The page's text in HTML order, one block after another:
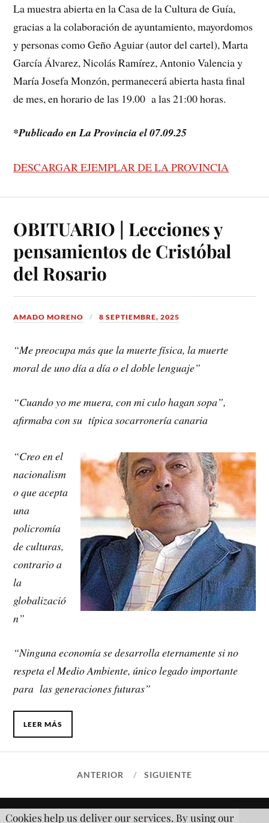
La muestra abierta en la Casa de la Cultura de Guía,
gracias a la colaboración de ayuntamiento, mayordomos
y personas como Geño Aguiar (autor del cartel), Marta
García Álvarez, Nicolás Ramírez, Antonio Valencia y
María Josefa Monzón, permanecerá abierta hasta final
de mes, en horario de las 19.00 a las 21:00 horas.
*Publicado en La Provincia el 07.09.25
DESCARGAR EJEMPLAR DE LA PROVINCIA
OBITUARIO | Lecciones y
pensamientos de Cristóbal
del Rosario
AMADO MORENO 8 SEPTIEMBRE, 2025
“Me preocupa más que la muerte física, la muerte
moral de uno día a día o el doble lenguaje”
“Cuando yo me muera, con mi culo hagan sopa”,
afirmaba con su típica socarronería canaria
“Creo en el
nacionalism
o que acepta
una
policromía
de culturas,
contrario a
la
globalizació
n”
“Ninguna economía se desarrolla eternamente si no
respeta el Medio Ambiente, único legado importante
para las generaciones futuras”
LEER MÁS
ANTERIOR SIGUIENTE
Cookies help us deliver our services. By using our